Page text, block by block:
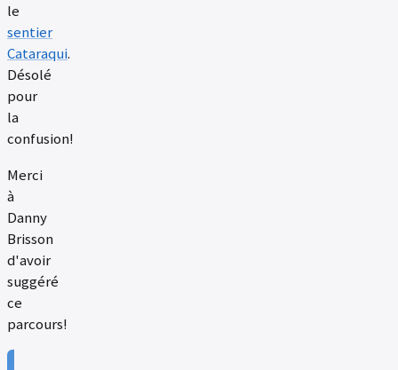
le
sentier
Cataraqui.
Désolé
pour
la
confusion!
Merci
à
Danny
Brisson
d'avoir
suggéré
ce
parcours!